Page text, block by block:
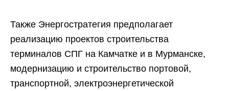
Также Энергостратегия предполагает
реализацию проектов строительства
терминалов СПГ на Камчатке и в Мурманске,
модернизацию и строительство портовой,
транспортной, электроэнергетической